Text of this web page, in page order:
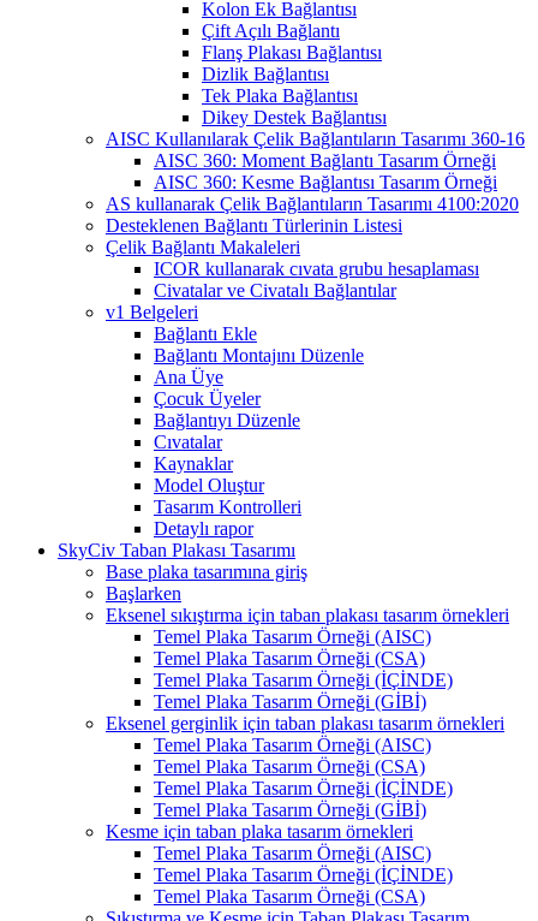
Kolon Ek Bağlantısı
Çift Açılı Bağlantı
Flanş Plakası Bağlantısı
Dizlik Bağlantısı
Tek Plaka Bağlantısı
Dikey Destek Bağlantısı
AISC Kullanılarak Çelik Bağlantıların Tasarımı 360-16
AISC 360: Moment Bağlantı Tasarım Örneği
AISC 360: Kesme Bağlantısı Tasarım Örneği
AS kullanarak Çelik Bağlantıların Tasarımı 4100:2020
Desteklenen Bağlantı Türlerinin Listesi
Çelik Bağlantı Makaleleri
ICOR kullanarak cıvata grubu hesaplaması
Civatalar ve Civatalı Bağlantılar
v1 Belgeleri
Bağlantı Ekle
Bağlantı Montajını Düzenle
Ana Üye
Çocuk Üyeler
Bağlantıyı Düzenle
Cıvatalar
Kaynaklar
Model Oluştur
Tasarım Kontrolleri
Detaylı rapor
SkyCiv Taban Plakası Tasarımı
Base plaka tasarımına giriş
Başlarken
Eksenel sıkıştırma için taban plakası tasarım örnekleri
Temel Plaka Tasarım Örneği (AISC)
Temel Plaka Tasarım Örneği (CSA)
Temel Plaka Tasarım Örneği (İÇİNDE)
Temel Plaka Tasarım Örneği (GİBİ)
Eksenel gerginlik için taban plakası tasarım örnekleri
Temel Plaka Tasarım Örneği (AISC)
Temel Plaka Tasarım Örneği (CSA)
Temel Plaka Tasarım Örneği (İÇİNDE)
Temel Plaka Tasarım Örneği (GİBİ)
Kesme için taban plaka tasarım örnekleri
Temel Plaka Tasarım Örneği (AISC)
Temel Plaka Tasarım Örneği (İÇİNDE)
Temel Plaka Tasarım Örneği (CSA)